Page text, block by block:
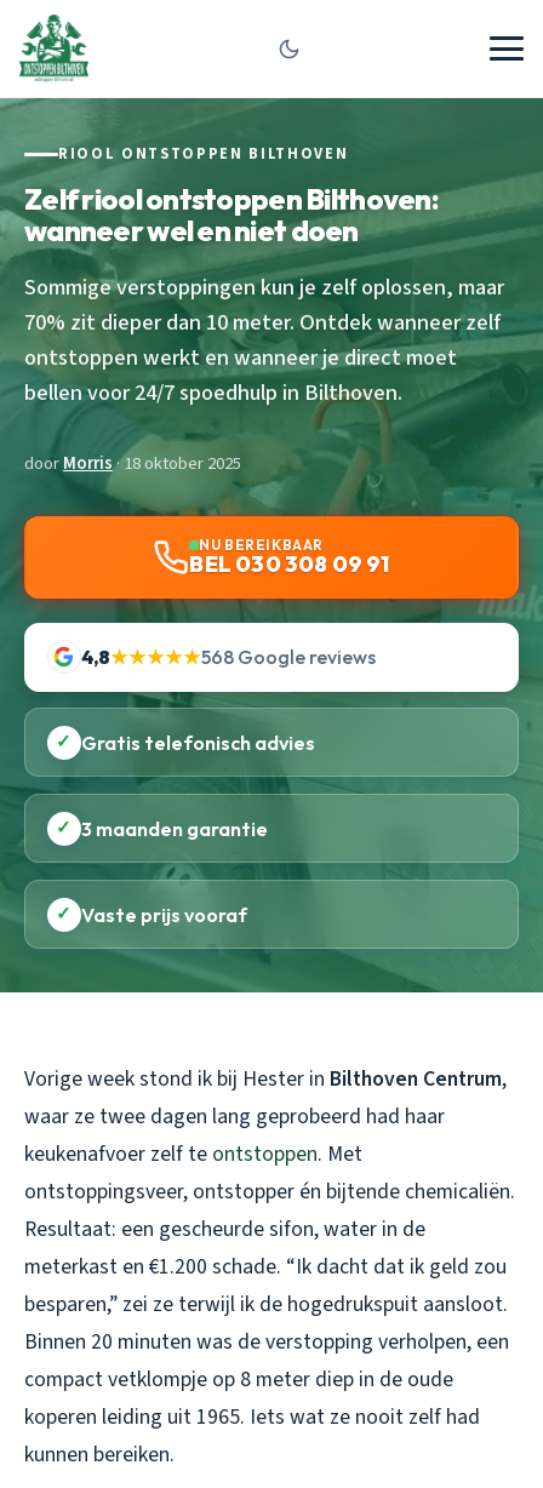
RIOOL ONTSTOPPEN BILTHOVEN
Zelf riool ontstoppen Bilthoven:
wanneer wel en niet doen
Sommige verstoppingen kun je zelf oplossen, maar
70% zit dieper dan 10 meter. Ontdek wanneer zelf
ontstoppen werkt en wanneer je direct moet
bellen voor 24/7 spoedhulp in Bilthoven.
doorMorris· 18 oktober 2025
NU BEREIKBAAR
BEL 030 308 09 91
4,8★★★★★568 Google reviews
✓ Gratis telefonisch advies
✓ 3 maanden garantie
✓ Vaste prijs vooraf
Vorige week stond ik bij Hester in Bilthoven Centrum,
waar ze twee dagen lang geprobeerd had haar
keukenafvoer zelf te ontstoppen. Met
ontstoppingsveer, ontstopper én bijtende chemicaliën.
Resultaat: een gescheurde sifon, water in de
meterkast en €1.200 schade. “Ik dacht dat ik geld zou
besparen,” zei ze terwijl ik de hogedrukspuit aansloot.
Binnen 20 minuten was de verstopping verholpen, een
compact vetklompje op 8 meter diep in de oude
koperen leiding uit 1965. Iets wat ze nooit zelf had
kunnen bereiken.